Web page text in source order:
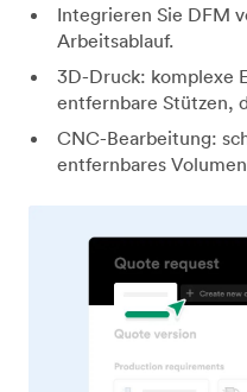
Integrieren Sie DFM
Arbeitsablauf.
3D-Druck: komplexe
entfernbare Stützen,
CNC-Bearbeitung:
entfernbares